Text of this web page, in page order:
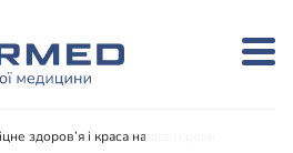
здоров’я і краса на довгі роки